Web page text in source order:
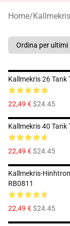
Home/
Kallmekris 26 Tank
22,49 €$24.45
Kallmekris 40 Tank
22,49 €$24.45
Kallmekris-
RB0811
22,49 €$24.45